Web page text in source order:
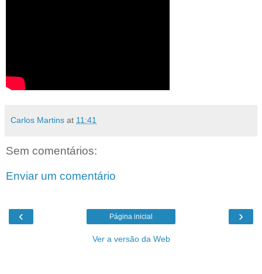
Carlos Martins at 11:41
Sem comentários:
Enviar um comentário
‹ ›
Página inicial
Ver a versão da Web